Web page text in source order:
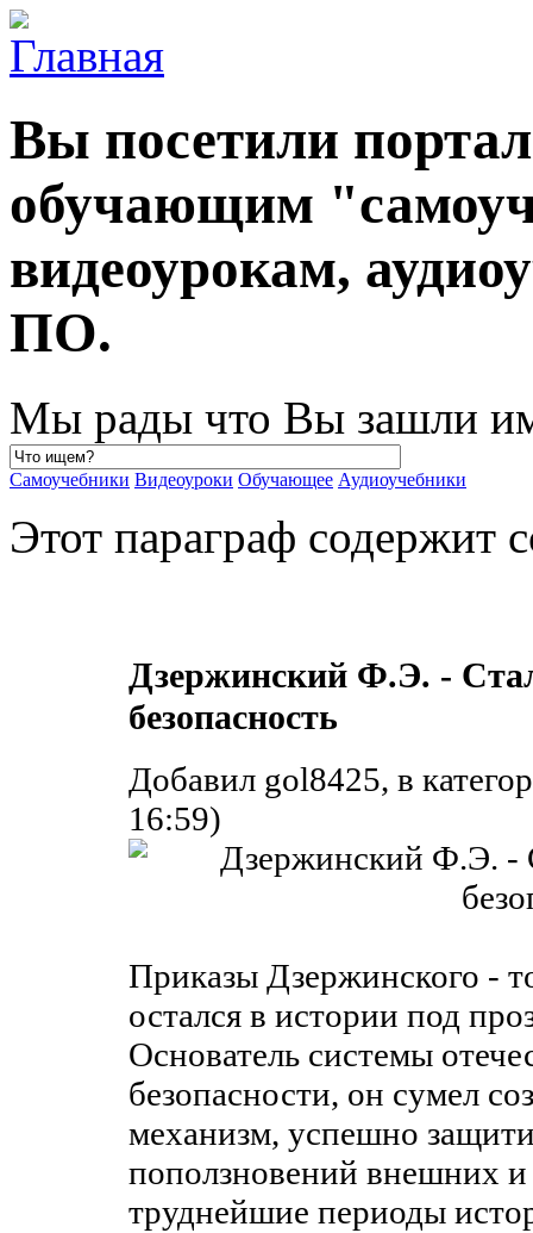
Вы посетили
обучающим
видеоурокам,
ПО.
Мы рады что Вы зашли
Самоучебники Видеоуроки Обучающее Аудиоучебники
Этот параграф содержит
Дзержинский Ф.Э. -
безопасность
Добавил gol8425, в
16:59)
Приказы Дзержинского -
остался в истории под
Основатель системы
безопасности, он сумел
механизм, успешно
поползновений внешних и
труднейшие периоды